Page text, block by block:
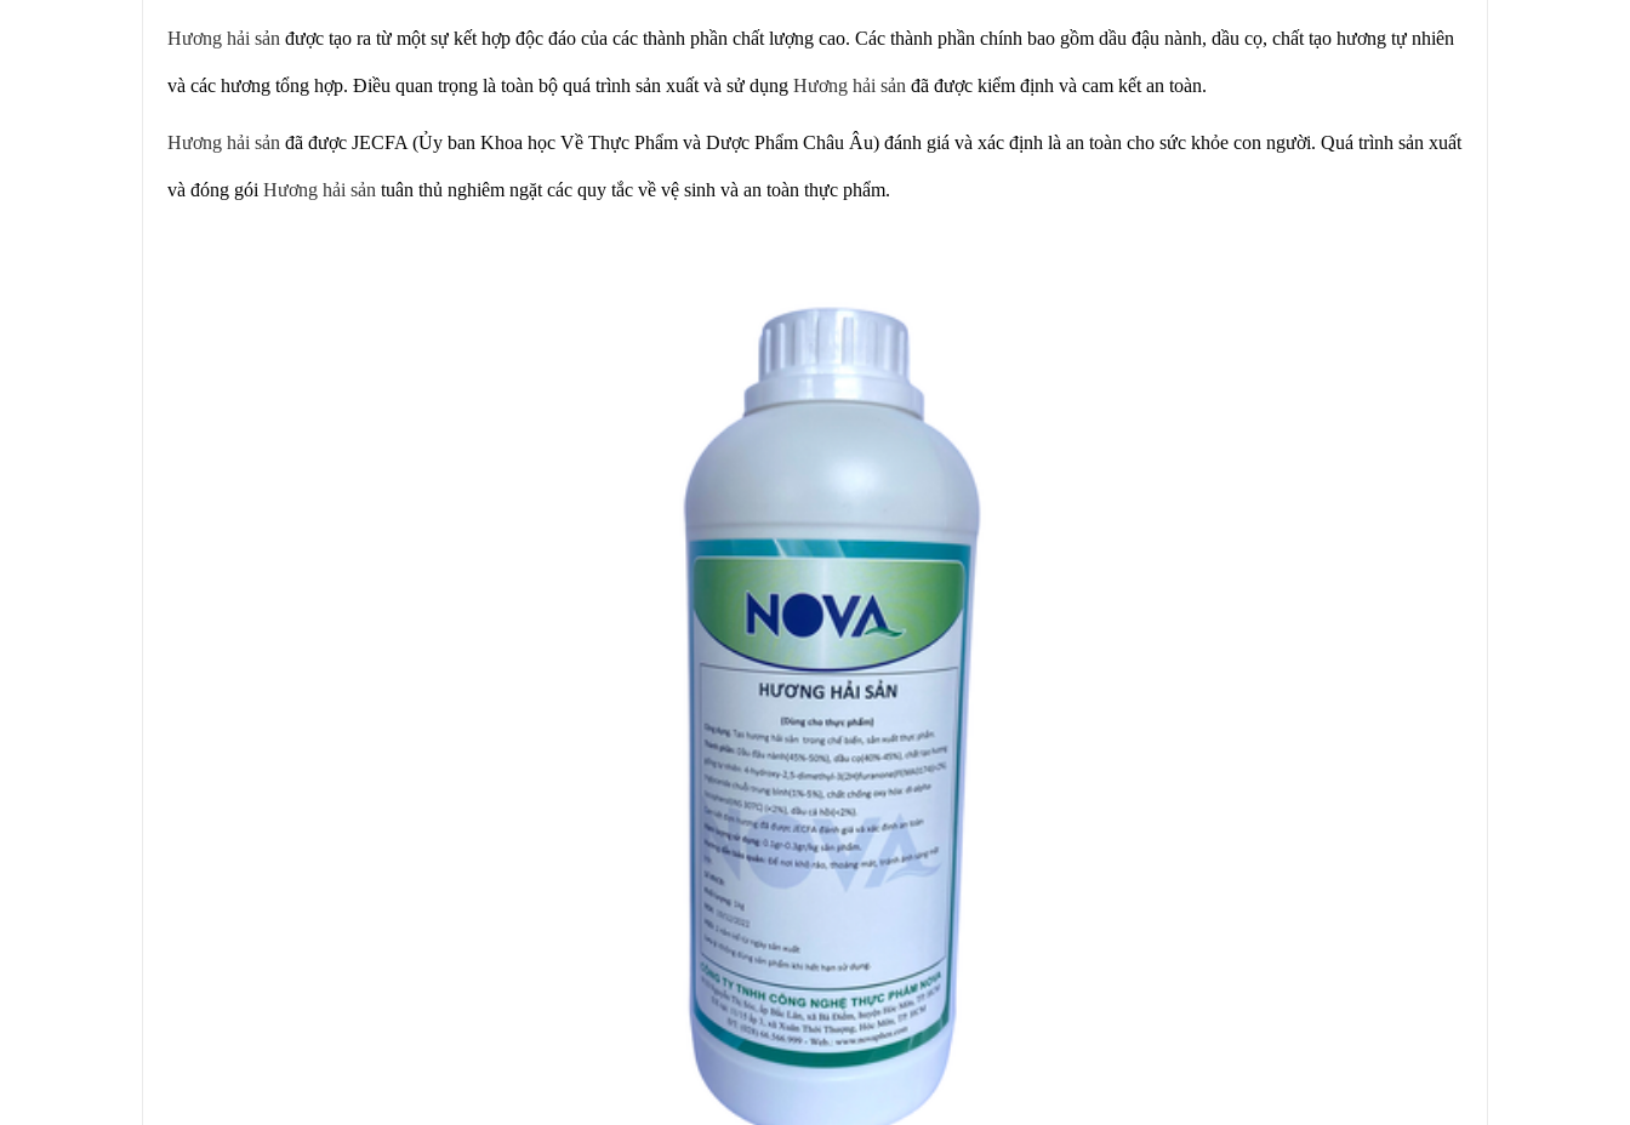
Hương hải sản được tạo ra từ một sự kết hợp độc đáo của các thành phần chất lượng cao. Các thành phần chính bao gồm dầu đậu nành, dầu cọ, chất tạo hương tự nhiên
và các hương tổng hợp. Điều quan trọng là toàn bộ quá trình sản xuất và sử dụng Hương hải sản đã được kiểm định và cam kết an toàn.
Hương hải sản đã được JECFA (Ủy ban Khoa học Về Thực Phẩm và Dược Phẩm Châu Âu) đánh giá và xác định là an toàn cho sức khỏe con người. Quá trình sản xuất
và đóng gói Hương hải sản tuân thủ nghiêm ngặt các quy tắc về vệ sinh và an toàn thực phẩm.